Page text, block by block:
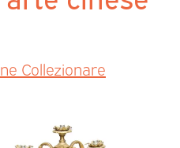
Collezionare